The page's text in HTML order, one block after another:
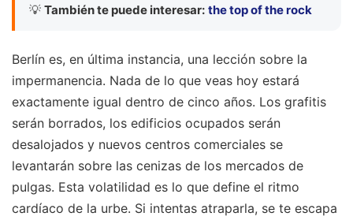
💡 También te puede interesar: the top of the rock
Berlín es, en última instancia, una lección sobre la
impermanencia. Nada de lo que veas hoy estará
exactamente igual dentro de cinco años. Los grafitis
serán borrados, los edificios ocupados serán
desalojados y nuevos centros comerciales se
levantarán sobre las cenizas de los mercados de
pulgas. Esta volatilidad es lo que define el ritmo
cardíaco de la urbe. Si intentas atraparla, se te escapa